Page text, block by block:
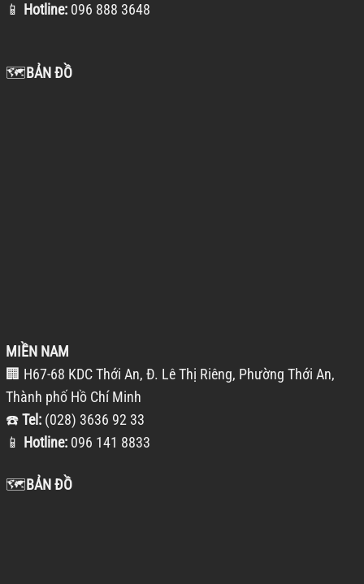
📱 Hotline: 096 888 3648
🗺️BẢN ĐỒ
MIỀN NAM
🏢 H67-68 KDC Thới An, Đ. Lê Thị Riêng, Phường Thới An,
Thành phố Hồ Chí Minh
☎️Tel: (028) 3636 92 33
📱 Hotline: 096 141 8833
🗺️BẢN ĐỒ